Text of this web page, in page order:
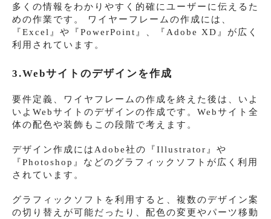
多くの情報をわかりやすく的確にユーザーに伝えるた
めの作業です。 ワイヤーフレームの作成には、
『Excel』や『PowerPoint』、『Adobe XD』が広く
利用されています。
3.Webサイトのデザインを作成
要件定義、ワイヤフレームの作成を終えた後は、いよ
いよWebサイトのデザインの作成です。Webサイト全
体の配色や装飾もこの段階で考えます。
デザイン作成にはAdobe社の『Illustrator』や
『Photoshop』などのグラフィックソフトが広く利用
されています。
グラフィックソフトを利用すると、複数のデザイン案
の切り替えが可能だったり、配色の変更やパーツ移動